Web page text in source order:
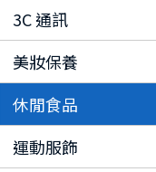
3C 通訊
美妝保養
休閒食品
運動服飾